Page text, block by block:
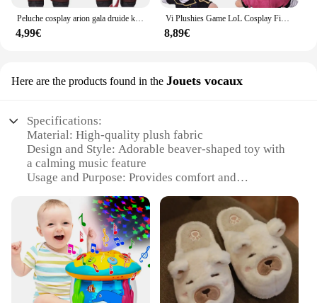
Peluche cosplay arion gala druide karlach, jeu Balder Gate Rolepaly pooling lect dévor, mascotte cosplay pour adultes/enfants, cadeaux d'anniversaire de noël
4,99€
Vi Plushies Game LoL Cosplay Figurine, Mascotte, Accessoires pour Enfants, Cadeaux de Noël, Anniversaire, Halloween, Carnaval, Décor de ix, 28cm
8,89€
Here are the products found in the Jouets vocaux
Specifications:
Material: High-quality plush fabric
Design and Style: Adorable beaver-shaped toy with
a calming music feature
Usage and Purpose: Provides comfort and
Performance and Property: Soft and breathable
material for added comfort
Parts and Accessories: Comes with a set of
wholesale options for vendors and suppliers
Applicable People: Ideal for children seeking a
soothing playtime companion